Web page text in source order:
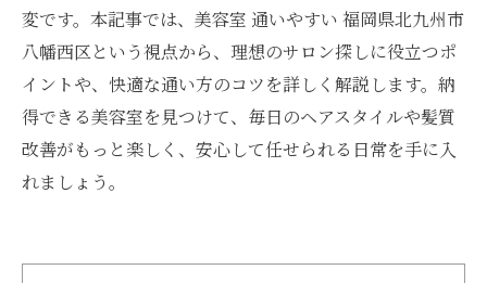
変です。本記事では、美容室 通いやすい 福岡県北九州市
八幡西区という視点から、理想のサロン探しに役立つポ
イントや、快適な通い方のコツを詳しく解説します。納
得できる美容室を見つけて、毎日のヘアスタイルや髪質
改善がもっと楽しく、安心して任せられる日常を手に入
れましょう。